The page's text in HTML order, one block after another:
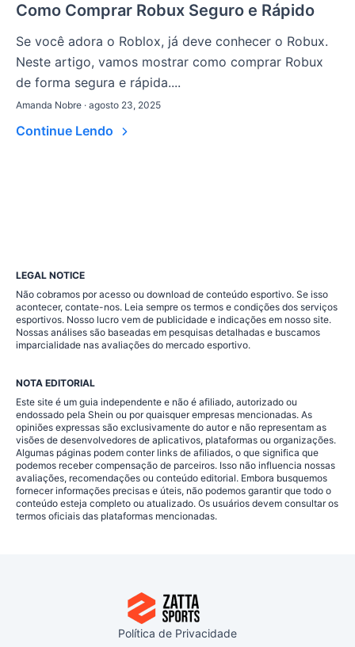
Como Comprar Robux Seguro e Rápido
Se você adora o Roblox, já deve conhecer o Robux.
Neste artigo, vamos mostrar como comprar Robux
de forma segura e rápida....
Amanda Nobre · agosto 23, 2025
Continue Lendo
LEGAL NOTICE
Não cobramos por acesso ou download de conteúdo esportivo. Se isso
acontecer, contate-nos. Leia sempre os termos e condições dos serviços
esportivos. Nosso lucro vem de publicidade e indicações em nosso site.
Nossas análises são baseadas em pesquisas detalhadas e buscamos
imparcialidade nas avaliações do mercado esportivo.
NOTA EDITORIAL
Este site é um guia independente e não é afiliado, autorizado ou
endossado pela Shein ou por quaisquer empresas mencionadas. As
opiniões expressas são exclusivamente do autor e não representam as
visões de desenvolvedores de aplicativos, plataformas ou organizações.
Algumas páginas podem conter links de afiliados, o que significa que
podemos receber compensação de parceiros. Isso não influencia nossas
avaliações, recomendações ou conteúdo editorial. Embora busquemos
fornecer informações precisas e úteis, não podemos garantir que todo o
conteúdo esteja completo ou atualizado. Os usuários devem consultar os
termos oficiais das plataformas mencionadas.
Política de Privacidade